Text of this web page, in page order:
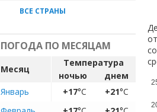
ВСЕ СТРАНЫ
ПОГОДА ПО МЕСЯЦАМ
Месяц
Температура
ночью
днем
Январь
+17°C +21°C